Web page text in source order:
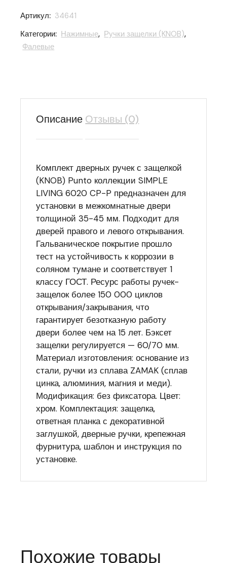
Артикул: 34641
Категории: Нажимные, Ручки защелки (KNOB),
Фалевые
Описание Отзывы (0)
Комплект дверных ручек с защелкой
(KNOB) Punto коллекции SIMPLE
LIVING 6020 CP-P предназначен для
установки в межкомнатные двери
толщиной 35-45 мм. Подходит для
дверей правого и левого открывания.
Гальваническое покрытие прошло
тест на устойчивость к коррозии в
соляном тумане и соответствует 1
классу ГОСТ. Ресурс работы ручек-
защелок более 150 000 циклов
открывания/закрывания, что
гарантирует безотказную работу
двери более чем на 15 лет. Бэксет
защелки регулируется — 60/70 мм.
Материал изготовления: основание из
стали, ручки из сплава ZAMAK (сплав
цинка, алюминия, магния и меди).
Модификация: без фиксатора. Цвет:
хром. Комплектация: защелка,
ответная планка с декоративной
заглушкой, дверные ручки, крепежная
фурнитура, шаблон и инструкция по
установке.
Похожие товары